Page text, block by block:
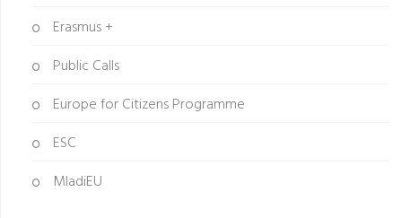
Erasmus +
Public Calls
Europe for Citizens Programme
ESC
MladiEU